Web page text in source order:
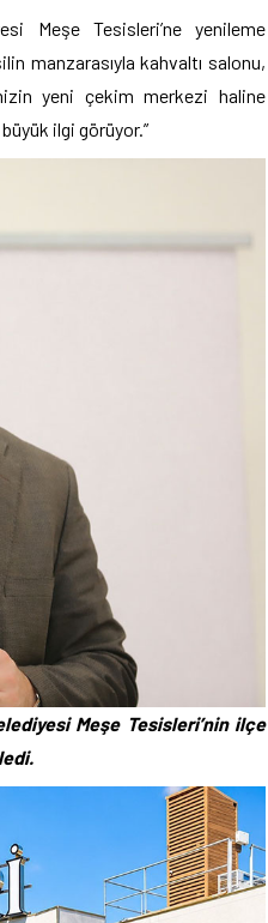
Meşe Tesisleri’ne yenileme
manzarasıyla kahvaltı salonu,
yeni çekim merkezi haline
ilgi görüyor.”
Meşe Tesisleri’nin ilçe